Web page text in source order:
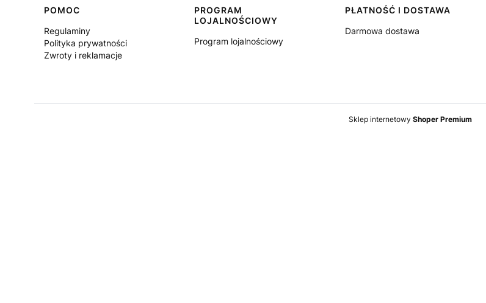
Linki w stopce
POMOC
Regulaminy
Polityka prywatności
Zwroty i reklamacje
PROGRAM
LOJALNOŚCIOWY
Program lojalnościowy
PŁATNOŚĆ I DOSTAWA
Darmowa dostawa
Sklep internetowy Shoper Premium